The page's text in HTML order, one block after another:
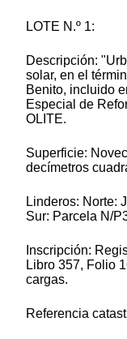
LOTE N.º 1:
Descripción:
solar, en el
Benito, incluido
Especial de
OLITE.
Superficie:
decímetros
Linderos: Norte:
Sur: Parcela N/
Inscripción:
Libro 357, Folio
cargas.
Referencia